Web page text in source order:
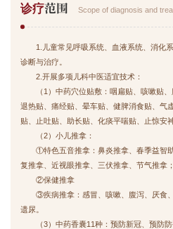
诊疗范围 Scope of diagnosis and
1.儿童常见呼吸系统、血液系统、消化
诊断与治疗。
2.开展多项儿科中医适宜技术：
（1）中药穴位贴敷：咽扁贴、咳嗽贴
退热贴、痛经贴、晕车贴、健脾消食贴、气
贴、止吐贴、助长贴、化痰平喘贴、止惊安
（2）小儿推拿：
①特色五音推拿：鼻炎推拿、春季益智
复推拿、近视眼推拿、三伏推拿、节气推拿；
②保健推拿
③疾病推拿：感冒、咳嗽、腹泻、厌食
遗尿。
（3）中药香囊11种：预防新冠、预防